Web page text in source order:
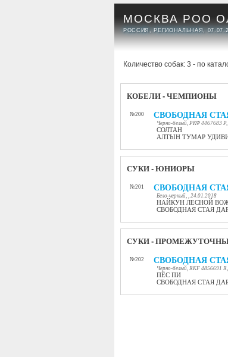
МОСКВА РОО
РОССИЯ, РЕГИОНАЛЬНАЯ,
Количество собак: 3 - по
КОБЕЛИ - ЧЕМПИОНЫ
№200 СВОБОДНАЯ
Черно-белый, РКФ 4467683
СОЛТАН
АЛТЫН ТУМАР
СУКИ - ЮНИОРЫ
№201 СВОБОДНАЯ
Бело-черный, , 24.01.2018
НАЙКУН ЛЕСНОЙ
СВОБОДНАЯ СТАЯ
СУКИ -
№202 СВОБОДНАЯ
Черно-белый, RKF 4856691
ПЁС ПИ
СВОБОДНАЯ СТАЯ